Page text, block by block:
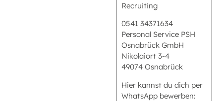
Recruiting
0541 34371634
Personal Service PSH
Osnabrück GmbH
Nikolaiort 3-4
49074 Osnabrück
Hier kannst du dich per
WhatsApp bewerben: